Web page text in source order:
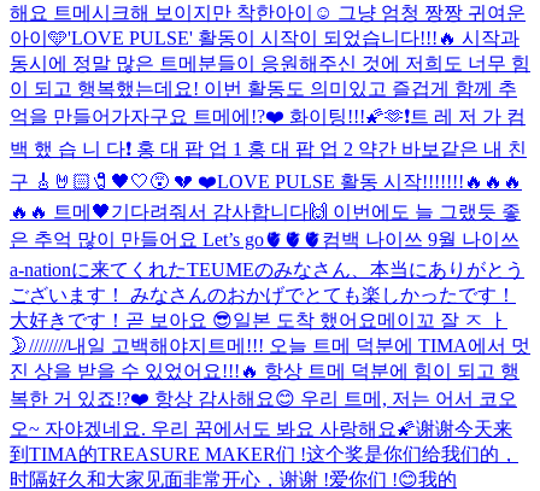
해요 트메 시크해 보이지만 착한아이☺️ 그냥 엄청 짱짱 귀여운
아이🩵'LOVE PULSE' 활동이 시작이 되었습니다!!!🔥 시작과
동시에 정말 많은 트메분들이 응원해주신 것에 저희도 너무 힘
이 되고 행복했는데요! 이번 활동도 의미있고 즐겁게 함께 추
억을 만들어가자구요 트메에!?❤️ 화이팅!!!🌠🫶❗️트 레 저 가 컴
백 했 습 니 다❗️ 홍 대 팝 업 1 홍 대 팝 업 2 약간 바보같은 내 친
구 🎸🤘🏻🧷🖤🤍😵 💔 ❤️LOVE PULSE 활동 시작!!!!!!!🔥🔥🔥
🔥🔥 트메🖤기다려줘서 감사합니다🙌 이번에도 늘 그랬듯 좋
은 추억 많이 만들어요 Let’s go🫀🫀🫀컴백 나이쓰 9월 나이쓰
a-nationに来てくれたTEUMEのみなさん、本当にありがとう
ございます！ みなさんのおかげでとても楽しかったです！
大好きです！ 곧 보아요 😎일본 도착 했어요메이꼬 잘 ㅈ ㅏ
🌛////////내일 고백해야지 트메!!! 오늘 트메 덕분에 TIMA에서 멋
진 상을 받을 수 있었어요!!!🔥 항상 트메 덕분에 힘이 되고 행
복한 거 있죠!?❤️ 항상 감사해요😊 우리 트메, 저는 어서 코오
오~ 자야겠네요. 우리 꿈에서도 봐요 사랑해요🌠谢谢今天来
到TIMA的TREASURE MAKER们 !这个奖是你们给我们的，
时隔好久和大家见面非常开心，谢谢 !爱你们 !😊我的